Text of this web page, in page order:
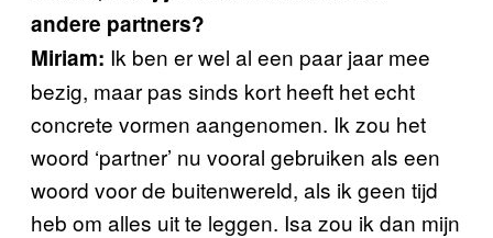
andere partners?
Miriam: Ik ben er wel al een paar jaar mee
bezig, maar pas sinds kort heeft het echt
concrete vormen aangenomen. Ik zou het
woord ‘partner’ nu vooral gebruiken als een
woord voor de buitenwereld, als ik geen tijd
heb om alles uit te leggen. Isa zou ik dan mijn